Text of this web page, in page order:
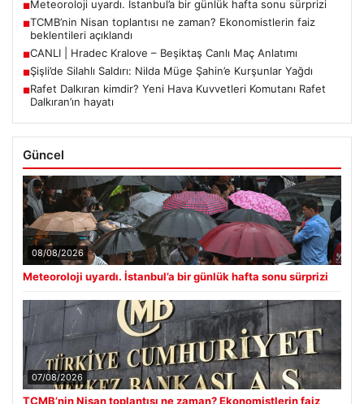
■Meteoroloji uyardı. İstanbul’a bir günlük hafta sonu sürprizi
■TCMB’nin Nisan toplantısı ne zaman? Ekonomistlerin faiz
beklentileri açıklandı
■CANLI | Hradec Kralove – Beşiktaş Canlı Maç Anlatımı
■Şişli’de Silahlı Saldırı: Nilda Müge Şahin’e Kurşunlar Yağdı
■Rafet Dalkıran kimdir? Yeni Hava Kuvvetleri Komutanı Rafet
Dalkıran’ın hayatı
Güncel
08/08/2026
Meteoroloji uyardı. İstanbul’a bir günlük hafta sonu sürprizi
07/08/2026
TCMB’nin Nisan toplantısı ne zaman? Ekonomistlerin faiz